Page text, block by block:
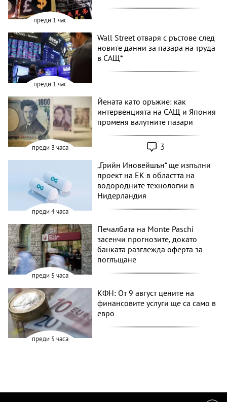
преди 1 час
преди 1 час
Wall Street отваря с ръстове след
новите данни за пазара на труда
в САЩ*
преди 3 часа
Йената като оръжие: как
интервенцията на САЩ и Япония
променя валутните пазари
3
преди 4 часа
„Грийн Иновейшън“ ще изпълни
проект на ЕК в областта на
водородните технологии в
Нидерландия
преди 5 часа
Печалбата на Monte Paschi
засенчи прогнозите, докато
банката разглежда оферта за
поглъщане
преди 5 часа
КФН: От 9 август цените на
финансовите услуги ще са само в
евро